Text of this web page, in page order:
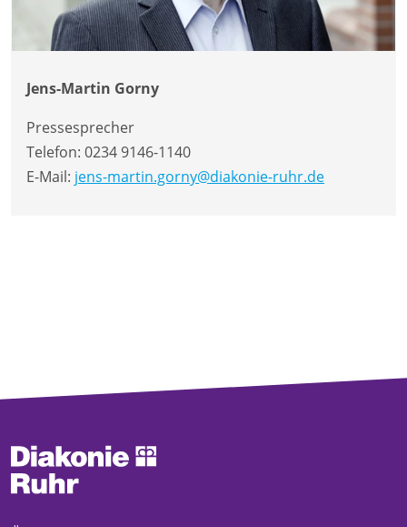
Jens-Martin Gorny
Pressesprecher
Telefon: 0234 9146-1140
E-Mail: jens-martin.gorny@diakonie-ruhr.de